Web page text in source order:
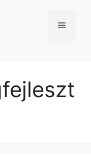
Menü